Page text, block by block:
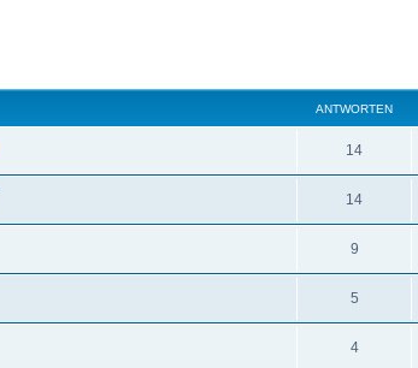
ANTWORTEN
14
14
9
5
4